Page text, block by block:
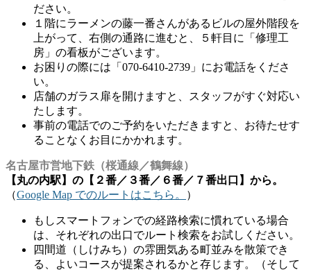
ださい。
１階にラーメンの藤一番さんがあるビルの屋外階段を
上がって、右側の通路に進むと、５軒目に「修理工
房」の看板がございます。
お困りの際には「070-6410-2739」にお電話をくださ
い。
店舗のガラス扉を開けますと、スタッフがすぐ対応い
たします。
事前の電話でのご予約をいただきますと、お待たせす
ることなくお目にかかれます。
名古屋市営地下鉄（桜通線／鶴舞線）
【丸の内駅】の【２番／３番／６番／７番出口】から。
（Google Map でのルートはこちら。 ）
もしスマートフォンでの経路検索に慣れている場合
は、それぞれの出口でルート検索をお試しください。
四間道（しけみち）の雰囲気ある町並みを散策でき
る、よいコースが提案されるかと存じます。（そして